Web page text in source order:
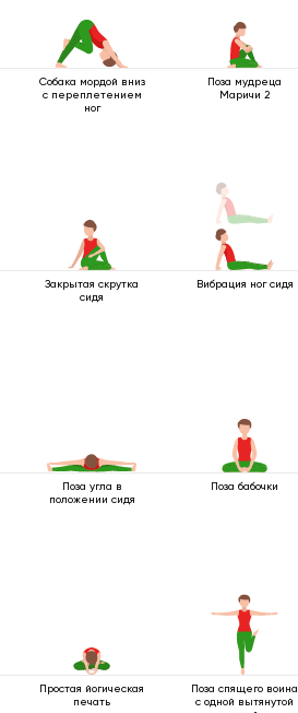
Собака мордой вниз
с переплетением
ног
Поза мудреца
Маричи 2
Закрытая скрутка
сидя
Вибрация ног сидя
Поза угла в
положении сидя
Поза бабочки
Простая йогическая
печать
Поза спящего воина
с одной вытянутой